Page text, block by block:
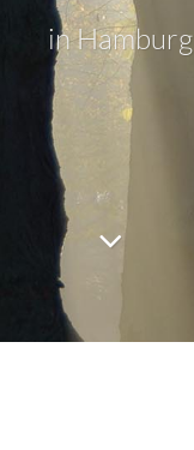
in Hamburg